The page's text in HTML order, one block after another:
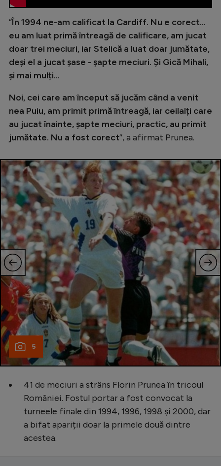
”În 1994 ne-am calificat la Cardiff. Nu e corect...
eu am luat primă întreagă de calificare, am jucat
doar trei meciuri, iar Stelică a luat doar jumătate,
deși el a jucat șase - șapte meciuri. Și Gică Mihali,
și mai mulți...
Noi, cei care am început să jucăm când a venit
nea Puiu, am primit primă întreagă, iar ceilalți care
au jucat înainte, șapte meciuri, practic, au primit
jumătate. Nu a fost corect”, a afirmat Prunea.
5
41 de meciuri a strâns Florin Prunea în tricoul
României. Fostul portar a fost convocat la
turneele finale din 1994, 1996, 1998 și 2000, dar
a bifat apariții doar la primele două dintre
acestea.